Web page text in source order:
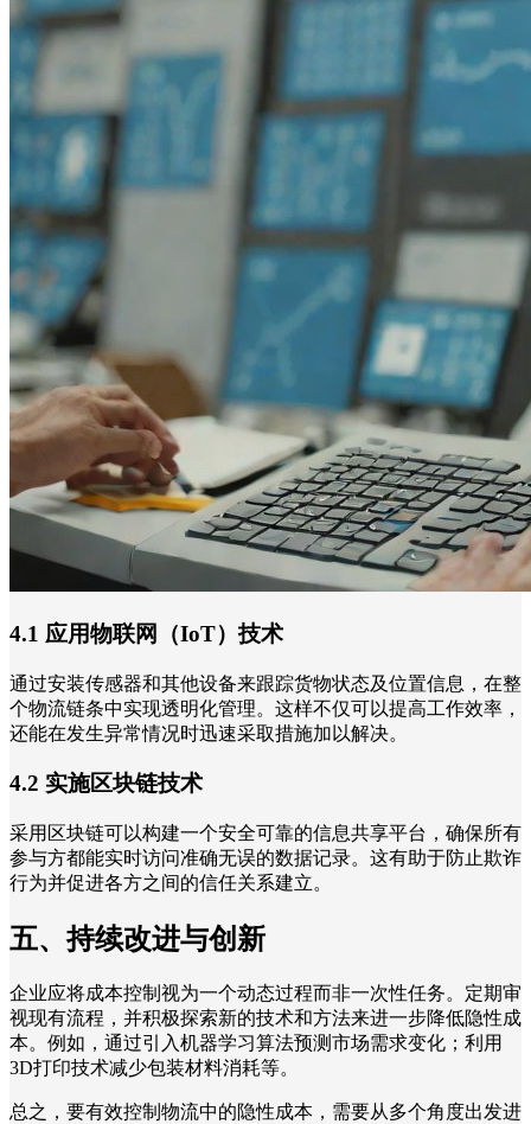
4.1 应用物联网（IoT）技术
通过安装传感器和其他设备来跟踪货物状态及位置信息，在整
个物流链条中实现透明化管理。这样不仅可以提高工作效率，
还能在发生异常情况时迅速采取措施加以解决。
4.2 实施区块链技术
采用区块链可以构建一个安全可靠的信息共享平台，确保所有
参与方都能实时访问准确无误的数据记录。这有助于防止欺诈
行为并促进各方之间的信任关系建立。
五、持续改进与创新
企业应将成本控制视为一个动态过程而非一次性任务。定期审
视现有流程，并积极探索新的技术和方法来进一步降低隐性成
本。例如，通过引入机器学习算法预测市场需求变化；利用
3D打印技术减少包装材料消耗等。
总之，要有效控制物流中的隐性成本，需要从多个角度出发进